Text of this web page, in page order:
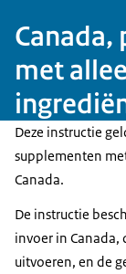
met
Deze instructie
supplementen
Canada.
De instructie
invoer in Canada,
uitvoeren, en de